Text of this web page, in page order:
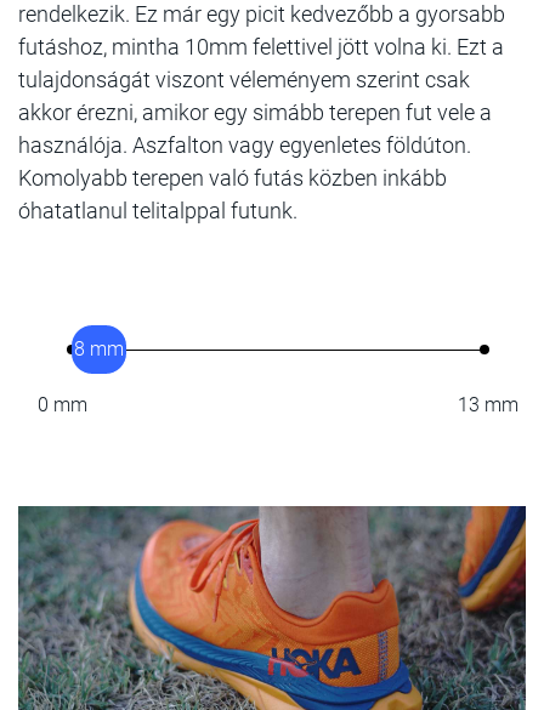
rendelkezik. Ez már egy picit kedvezőbb a gyorsabb
futáshoz, mintha 10mm felettivel jött volna ki. Ezt a
tulajdonságát viszont véleményem szerint csak
akkor érezni, amikor egy simább terepen fut vele a
használója. Aszfalton vagy egyenletes földúton.
Komolyabb terepen való futás közben inkább
óhatatlanul telitalppal futunk.
0 mm
8 mm
13 mm